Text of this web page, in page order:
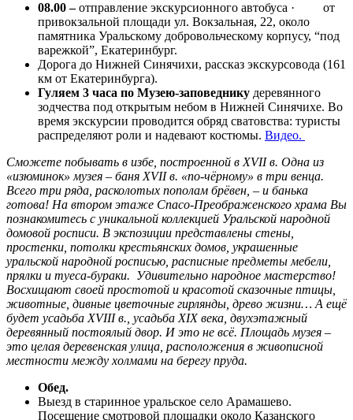
08.00 –отправление экскурсионного автобуса · от
привокзальной площади ул. Вокзальная, 22, около
памятника Уральскому добровольческому корпусу, “под
варежкой”, Екатеринбург.
Дорога до Нижней Синячихи, рассказ экскурсовода (161
км от Екатеринбурга).
Гуляем 3 часа по Музею-заповеднику деревянного
зодчества под открытым небом в Нижней Синячихе. Во
время экскурсии проводится обряд сватовства: туристы
распределяют роли и надевают костюмы. Видео.
Сможете побывать в избе, построенной в XVII в. Одна из
«изюминок» музея – баня XVII в. «по-чёрному» в три венца.
Всего три ряда, расколотых пополам брёвен, – и банька
готова! На втором этаже Спасо-Преображенского храма Вы
познакомитесь с уникальной коллекцией Уральской народной
домовой росписи. В экспозиции представлены стены,
простенки, потолки крестьянских домов, украшенные
уральской народной росписью, расписные предметы мебели,
прялки и туеса-бураки. Удивительно народное мастерство!
Восхищают своей простотой и красотой сказочные птицы,
животные, дивные цветочные гирлянды, древо жизни… А ещё
будет усадьба XVIII в., усадьба XIX века, двухэтажный
деревянный постоялый двор. И это не всё. Площадь музея –
это целая деревенская улица, расположения в живописной
местности между холмами на берегу пруда.
Обед.
Выезд в старинное уральское село Арамашево.
Посещение смотровой площадки около Казанского